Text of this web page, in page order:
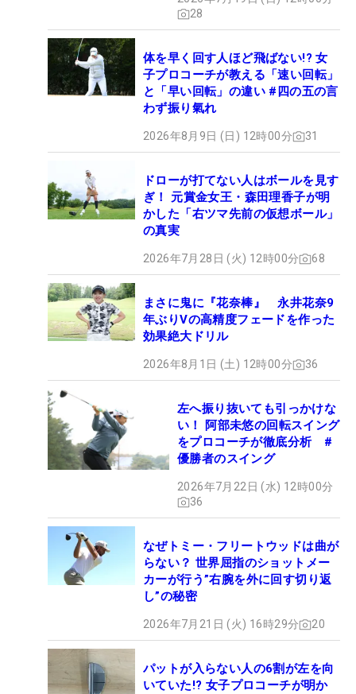
28
体を早く回す人ほど飛ばない!? 女
子プロコーチが教える「速い回転」
と「早い回転」の違い #四の五の言
わず振り氣れ
2026年8月9日 (日) 12時00分 31
ドローが打てない人はボールを見す
ぎ！ 元賞金女王・森田理香子が明
かした「右ツマ先前の仮想ボール」
の真実
2026年7月28日 (火) 12時00分 68
まさに鬼に『花奈棒』 永井花奈9
年ぶりVの高精度フェードを作った
効果絶大ドリル
2026年8月1日 (土) 12時00分 36
左へ振り抜いても引っかけな
い！ 阿部未悠の回転スイング
をプロコーチが徹底分析 #
優勝者のスイング
2026年7月22日 (水) 12時00分
36
なぜトミー・フリートウッドは曲が
らない？ 世界屈指のショットメー
カーが行う”右腕を外に回す切り返
し”の秘密
2026年7月21日 (火) 16時29分 20
パットが入らない人の6割が左を向
いていた!? 女子プロコーチが明か